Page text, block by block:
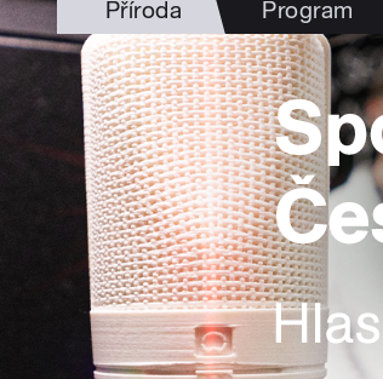
Příroda Program